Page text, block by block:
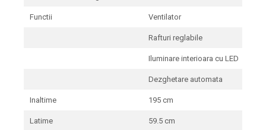
Functii Ventilator
Rafturi reglabile
Iluminare interioara cu LED
Dezghetare automata
Inaltime 195 cm
Latime 59.5 cm